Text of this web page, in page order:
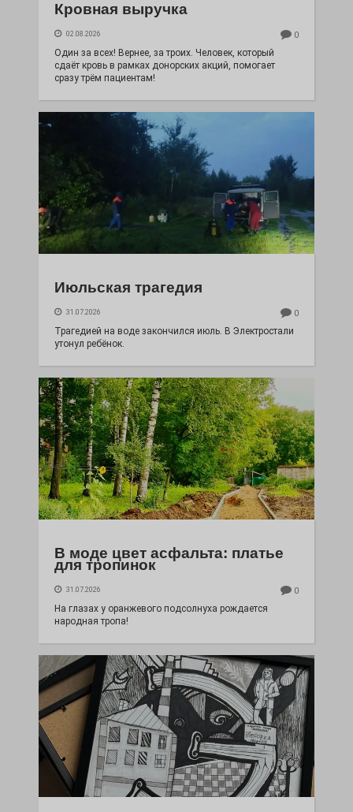
Кровная выручка
02.08.2026 0
Один за всех! Вернее, за троих. Человек, который
сдаёт кровь в рамках донорских акций, помогает
сразу трём пациентам!
Июльская трагедия
31.07.2026 0
Трагедией на воде закончился июль. В Электростали
утонул ребёнок.
В моде цвет асфальта: платье
для тропинок
31.07.2026 0
На глазах у оранжевого подсолнуха рождается
народная тропа!